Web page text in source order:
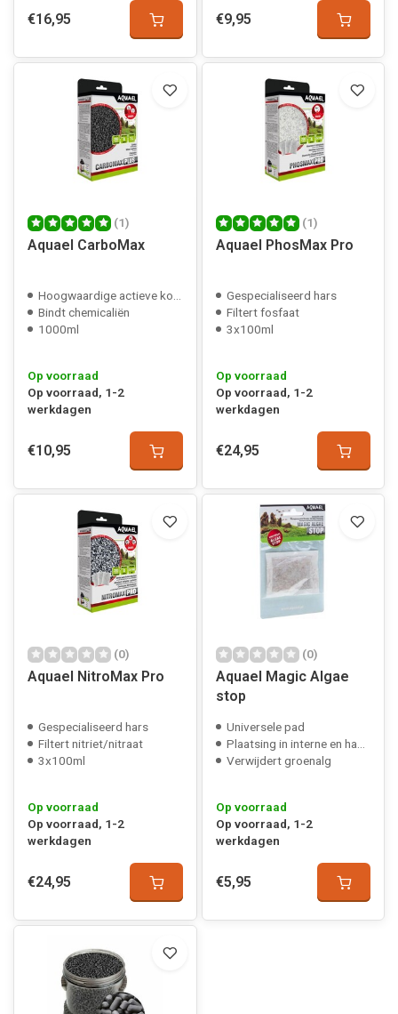
€16,95 €9,95
(1)
Aquael CarboMax
Hoogwaardige actieve kool
Bindt chemicaliën
1000ml
Op voorraad
Op voorraad, 1-2
werkdagen
€10,95
(1)
Aquael PhosMax Pro
Gespecialiseerd hars
Filtert fosfaat
3x100ml
Op voorraad
Op voorraad, 1-2
werkdagen
€24,95
(0)
Aquael NitroMax Pro
Gespecialiseerd hars
Filtert nitriet/nitraat
3x100ml
Op voorraad
Op voorraad, 1-2
werkdagen
€24,95
(0)
Aquael Magic Algae
stop
Universele pad
Plaatsing in interne en hang-on-filters
Verwijdert groenalg
Op voorraad
Op voorraad, 1-2
werkdagen
€5,95